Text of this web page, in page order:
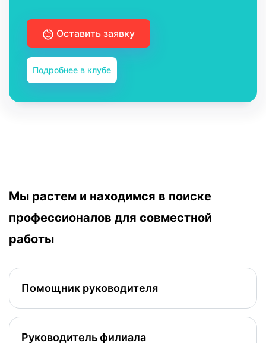
Оставить заявку
Подробнее в клубе
Мы растем и находимся в поиске
профессионалов для совместной
работы
Помощник руководителя
Руководитель филиала